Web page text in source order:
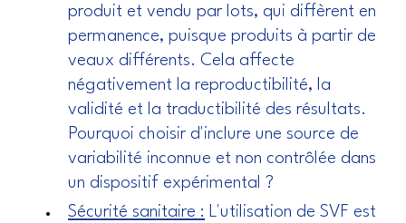
produit et vendu par lots, qui diffèrent en
permanence, puisque produits à partir de
veaux différents. Cela affecte
négativement la reproductibilité, la
validité et la traductibilité des résultats.
Pourquoi choisir d'inclure une source de
variabilité inconnue et non contrôlée dans
un dispositif expérimental ?
Sécurité sanitaire : L'utilisation de SVF est